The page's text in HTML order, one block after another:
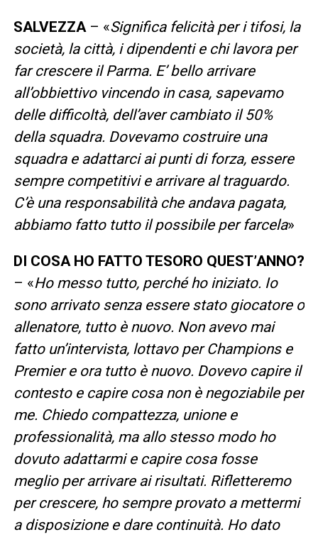
SALVEZZA– «Significa felicità per i tifosi, la
società, la città, i dipendenti e chi lavora per
far crescere il Parma. E’ bello arrivare
all’obbiettivo vincendo in casa, sapevamo
delle difficoltà, dell’aver cambiato il 50%
della squadra. Dovevamo costruire una
squadra e adattarci ai punti di forza, essere
sempre competitivi e arrivare al traguardo.
C’è una responsabilità che andava pagata,
abbiamo fatto tutto il possibile per farcela»
DI COSA HO FATTO TESORO QUEST’ANNO?
– «Ho messo tutto, perché ho iniziato. Io
sono arrivato senza essere stato giocatore o
allenatore, tutto è nuovo. Non avevo mai
fatto un’intervista, lottavo per Champions e
Premier e ora tutto è nuovo. Dovevo capire il
contesto e capire cosa non è negoziabile per
me. Chiedo compattezza, unione e
professionalità, ma allo stesso modo ho
dovuto adattarmi e capire cosa fosse
meglio per arrivare ai risultati. Rifletteremo
per crescere, ho sempre provato a mettermi
a disposizione e dare continuità. Ho dato